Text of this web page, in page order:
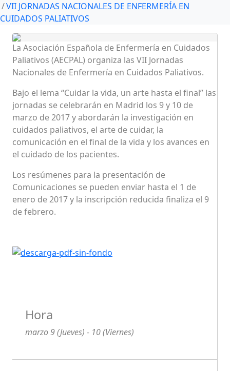
VII JORNADAS NACIONALES DE ENFERMERÍA EN
CUIDADOS PALIATIVOS
La Asociación Española de Enfermería en Cuidados
Paliativos (AECPAL) organiza las VII Jornadas
Nacionales de Enfermería en Cuidados Paliativos.
Bajo el lema “Cuidar la vida, un arte hasta el final” las
jornadas se celebrarán en Madrid los 9 y 10 de
marzo de 2017 y abordarán la investigación en
cuidados paliativos, el arte de cuidar, la
comunicación en el final de la vida y los avances en
el cuidado de los pacientes.
Los resúmenes para la presentación de
Comunicaciones se pueden enviar hasta el 1 de
enero de 2017 y la inscripción reducida finaliza el 9
de febrero.
Hora
marzo 9 (Jueves) - 10 (Viernes)